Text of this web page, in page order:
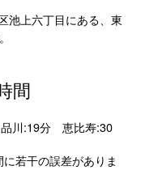
池上六丁目にある、東
間
川:19分 恵比寿:30
若干の誤差がありま